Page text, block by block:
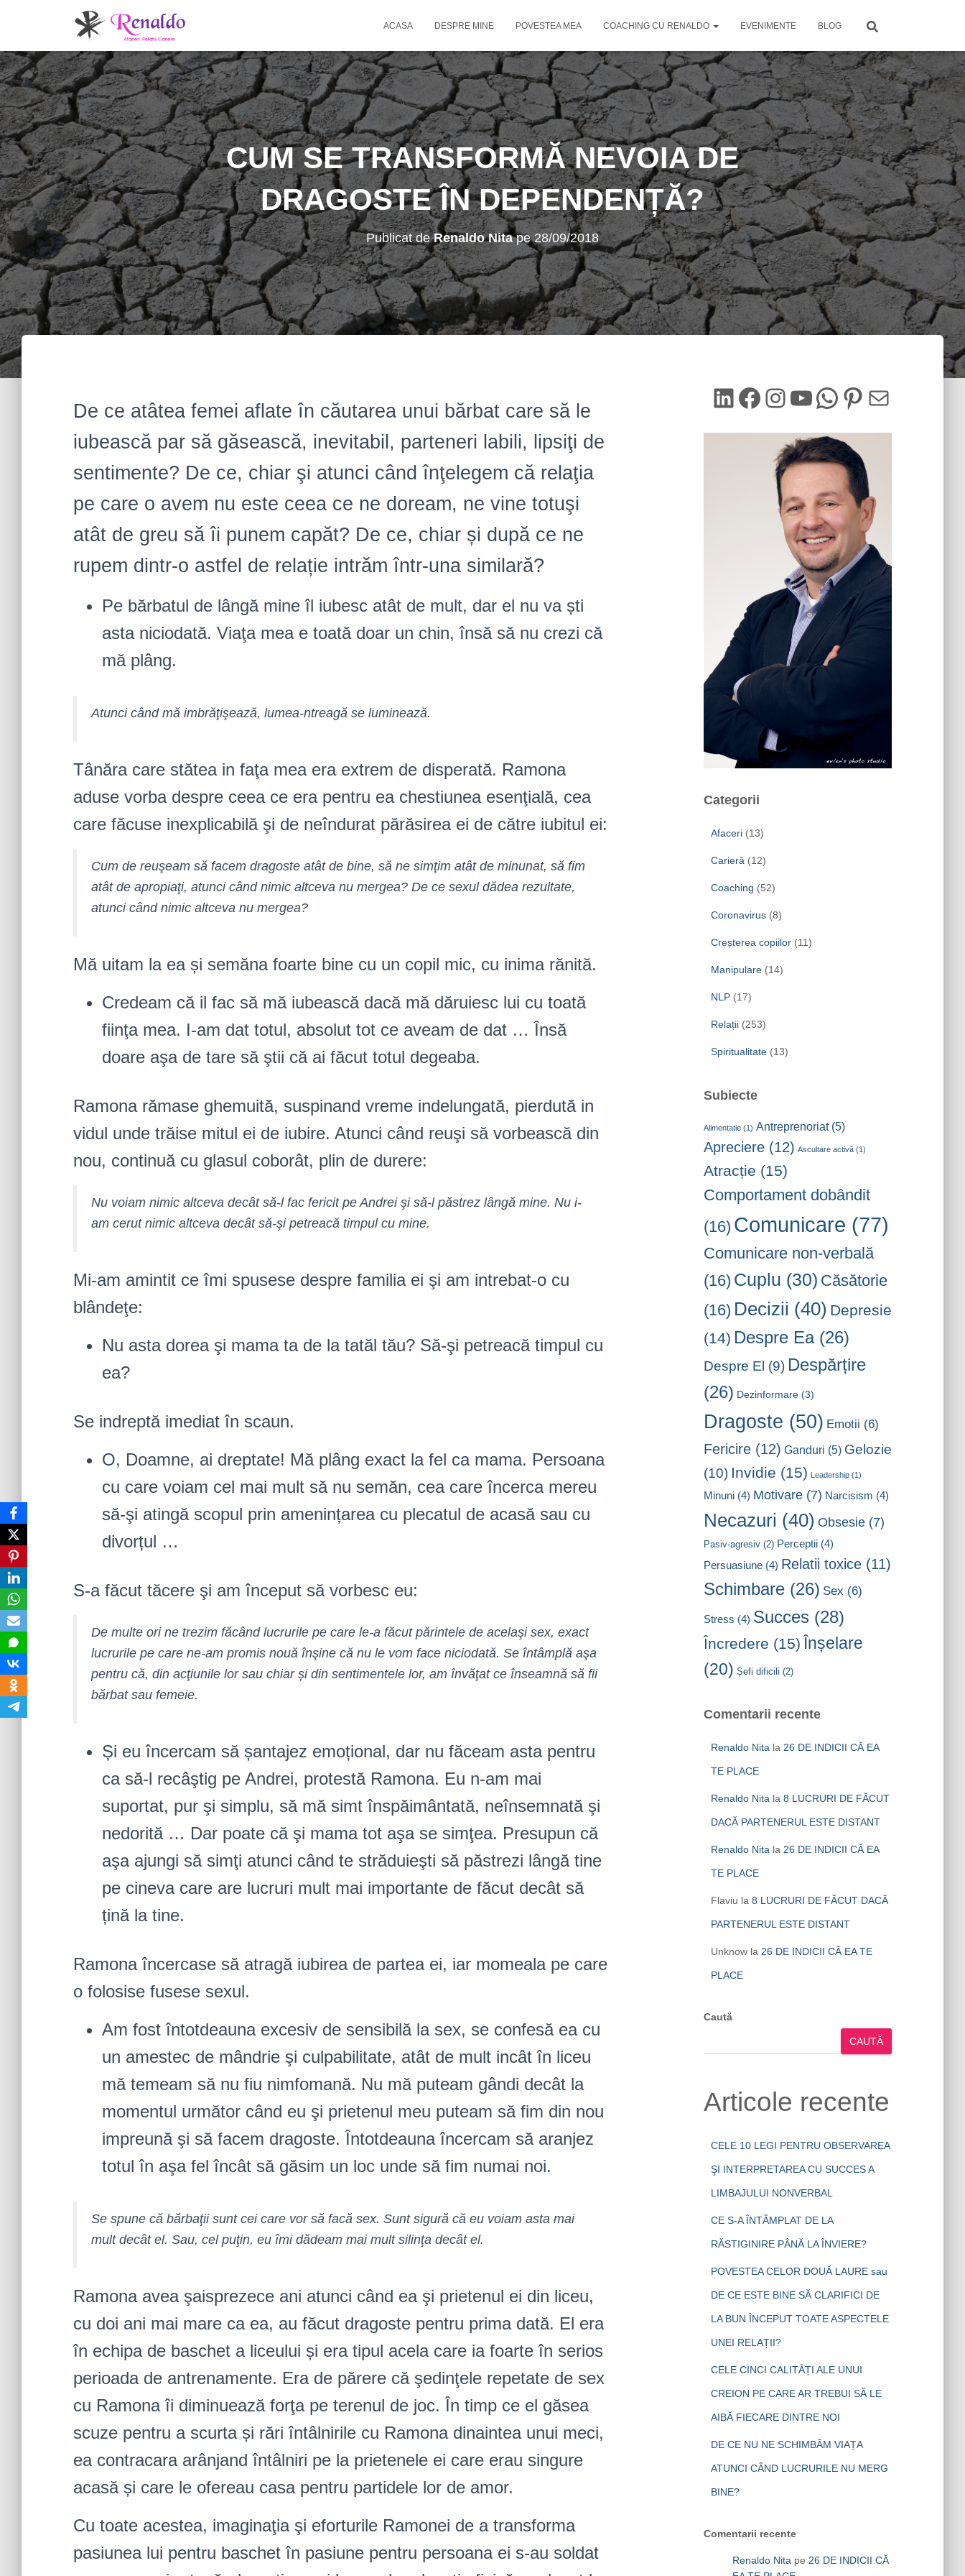
ACASA DESPRE MINE POVESTEA MEA COACHING CU RENALDO EVENIMENTE BLOG
CUM SE TRANSFORMĂ NEVOIA DE
DRAGOSTE ÎN DEPENDENȚĂ?
Publicat deRenaldo Nitape28/09/2018
De ce atâtea femei aflate în căutarea unui bărbat care să le
iubească par să găsească, inevitabil, parteneri labili, lipsiţi de
sentimente? De ce, chiar şi atunci când înţelegem că relaţia
pe care o avem nu este ceea ce ne doream, ne vine totuşi
atât de greu să îi punem capăt? De ce, chiar și după ce ne
rupem dintr-o astfel de relație intrăm într-una similară?
Pe bărbatul de lângă mine îl iubesc atât de mult, dar el nu va ști
asta niciodată. Viaţa mea e toată doar un chin, însă să nu crezi că
mă plâng.
Atunci când mă imbrăţişează, lumea-ntreagă se luminează.
Tânăra care stătea in faţa mea era extrem de disperată. Ramona
aduse vorba despre ceea ce era pentru ea chestiunea esenţială, cea
care făcuse inexplicabilă şi de neîndurat părăsirea ei de către iubitul ei:
Cum de reuşeam să facem dragoste atât de bine, să ne simţim atât de minunat, să fim
atât de apropiaţi, atunci când nimic altceva nu mergea? De ce sexul dădea rezultate,
atunci când nimic altceva nu mergea?
Mă uitam la ea și semăna foarte bine cu un copil mic, cu inima rănită.
Credeam că il fac să mă iubească dacă mă dăruiesc lui cu toată
fiinţa mea. I-am dat totul, absolut tot ce aveam de dat … Însă
doare aşa de tare să ştii că ai făcut totul degeaba.
Ramona rămase ghemuită, suspinand vreme indelungată, pierdută in
vidul unde trăise mitul ei de iubire. Atunci când reuşi să vorbească din
nou, continuă cu glasul coborât, plin de durere:
Nu voiam nimic altceva decât să-l fac fericit pe Andrei şi să-l păstrez lângă mine. Nu i-
am cerut nimic altceva decât să-şi petreacă timpul cu mine.
Mi-am amintit ce îmi spusese despre familia ei şi am intrebat-o cu
blândeţe:
Nu asta dorea şi mama ta de la tatăl tău? Să-şi petreacă timpul cu
ea?
Se indreptă imediat în scaun.
O, Doamne, ai dreptate! Mă plâng exact la fel ca mama. Persoana
cu care voiam cel mai mult să nu semăn, cea care încerca mereu
să-şi atingă scopul prin amenințarea cu plecatul de acasă sau cu
divorțul …
S-a făcut tăcere şi am început să vorbesc eu:
De multe ori ne trezim făcând lucrurile pe care le-a făcut părintele de acelaşi sex, exact
lucrurile pe care ne-am promis nouă înşine că nu le vom face niciodată. Se întâmplă aşa
pentru că, din acţiunile lor sau chiar și din sentimentele lor, am învăţat ce înseamnă să fii
bărbat sau femeie.
Și eu încercam să șantajez emoțional, dar nu făceam asta pentru
ca să-l recâştig pe Andrei, protestă Ramona. Eu n-am mai
suportat, pur şi simplu, să mă simt înspăimântată, neînsemnată şi
nedorită … Dar poate că şi mama tot aşa se simţea. Presupun că
aşa ajungi să simţi atunci când te străduieşti să păstrezi lângă tine
pe cineva care are lucruri mult mai importante de făcut decât să
țină la tine.
Ramona încercase să atragă iubirea de partea ei, iar momeala pe care
o folosise fusese sexul.
Am fost întotdeauna excesiv de sensibilă la sex, se confesă ea cu
un amestec de mândrie şi culpabilitate, atât de mult incât în liceu
mă temeam să nu fiu nimfomană. Nu mă puteam gândi decât la
momentul următor când eu şi prietenul meu puteam să fim din nou
impreună şi să facem dragoste. Întotdeauna încercam să aranjez
totul în aşa fel încât să găsim un loc unde să fim numai noi.
Se spune că bărbaţii sunt cei care vor să facă sex. Sunt sigură că eu voiam asta mai
mult decât el. Sau, cel puţin, eu îmi dădeam mai mult silinţa decât el.
Ramona avea şaisprezece ani atunci când ea şi prietenul ei din liceu,
cu doi ani mai mare ca ea, au făcut dragoste pentru prima dată. El era
în echipa de baschet a liceului și era tipul acela care ia foarte în serios
perioada de antrenamente. Era de părere că şedinţele repetate de sex
cu Ramona îi diminuează forţa pe terenul de joc. În timp ce el găsea
scuze pentru a scurta și rări întâlnirile cu Ramona dinaintea unui meci,
ea contracara arânjand întâlniri pe la prietenele ei care erau singure
acasă și care le ofereau casa pentru partidele lor de amor.
Cu toate acestea, imaginaţia şi eforturile Ramonei de a transforma
pasiunea lui pentru baschet în pasiune pentru persoana ei s-au soldat
LinkedIn Facebook Instagram YouTube WhatsApp Pinterest Mail
Categorii
Afaceri(13)
Carieră (12)
Coaching (52)
Coronavirus(8)
Creșterea copiilor(11)
Manipulare(14)
NLP(17)
Relații(253)
Spiritualitate(13)
Subiecte
Alimentatie(1) Antreprenoriat(5)
Apreciere(12) Ascultare activă(1)
Atracție (15)
Comportament dobândit
(16) Comunicare (77)
Comunicare non-verbală
(16) Cuplu (30) Căsătorie
(16) Decizii (40) Depresie
(14) Despre Ea(26)
Despre El (9) Despărțire
(26) Dezinformare(3)
Dragoste (50) Emotii (6)
Fericire(12) Ganduri (5) Gelozie
(10) Invidie (15) Leadership(1)
Minuni(4) Motivare(7) Narcisism (4)
Necazuri (40) Obsesie(7)
Pasiv-agresiv(2) Perceptii(4)
Persuasiune(4) Relatii toxice(11)
Schimbare(26) Sex (6)
Stress (4) Succes(28)
Încredere (15) Înșelare
(20) Șefi dificili (2)
Comentarii recente
Renaldo Nita la 26 DE INDICII CĂ EA
TE PLACE
Renaldo Nita la 8 LUCRURI DE FĂCUT
DACĂ PARTENERUL ESTE DISTANT
Renaldo Nita la 26 DE INDICII CĂ EA
TE PLACE
Flaviu la 8 LUCRURI DE FĂCUT DACĂ
PARTENERUL ESTE DISTANT
Unknowla 26 DE INDICII CĂ EA TE
PLACE
Caută
CAUTĂ
Articole recente
CELE 10 LEGI PENTRU OBSERVAREA
ŞI INTERPRETAREA CU SUCCES A
LIMBAJULUI NONVERBAL
CE S-A ÎNTÂMPLAT DE LA
RĂSTIGINIRE PÂNĂ LA ÎNVIERE?
POVESTEA CELOR DOUĂ LAURE sau
DE CE ESTE BINE SĂ CLARIFICI DE
LA BUN ÎNCEPUT TOATE ASPECTELE
UNEI RELAȚII?
CELE CINCI CALITĂȚI ALE UNUI
CREION PE CARE AR TREBUI SĂ LE
AIBĂ FIECARE DINTRE NOI
DE CE NU NE SCHIMBĂM VIAȚA
ATUNCI CÂND LUCRURILE NU MERG
BINE?
Comentarii recente
Renaldo Nita pe 26 DE INDICII CĂ